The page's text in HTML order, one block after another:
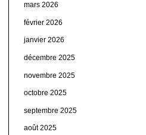
mars 2026
février 2026
janvier 2026
décembre 2025
novembre 2025
octobre 2025
septembre 2025
août 2025